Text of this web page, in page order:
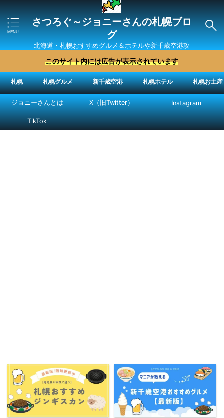
さつろぐ～ジョニーさんの札幌ブロ
グ
北海道・札幌おすすめグルメ＆ホテルや新千歳空港攻
略法を紹介 ″ジョニーさん“で検索
このサイト内には広告が表示されています
札幌 札幌グルメ 新千歳空港 札幌ホテル 札幌お土産
ジョニーさんとは X（旧Twitter） Instagram
TikTok